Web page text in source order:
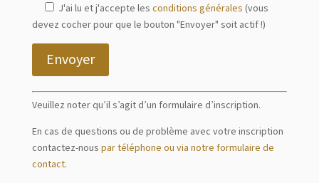
J'ai lu et j'accepte les conditions générales (vous
devez cocher pour que le bouton "Envoyer" soit actif !)
Envoyer
Veuillez noter qu’il s’agit d’un formulaire d’inscription.
En cas de questions ou de problème avec votre inscription
contactez-nous par téléphone ou via notre formulaire de
contact.